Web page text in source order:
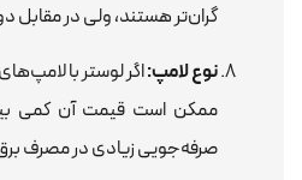
گران‌تر هستند، ولی در مقابل
نوع لامپ:
ممکن است قیمت آن کمی
صرفه‌جویی زیادی در مصرف